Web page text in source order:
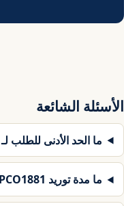
الأسئلة الشائعة
ما الحد الأدنى للطلب لـ DEN-CSD-17-PCO1881؟
ما مدة توريد DEN-CSD-17-PCO1881؟